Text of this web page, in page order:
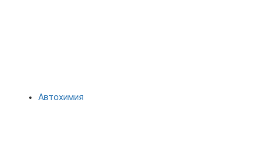
Автохимия